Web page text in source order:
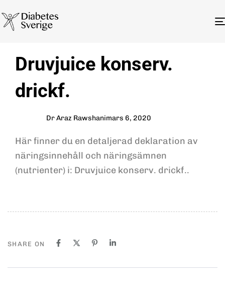
IN:
Druvjuice konserv.
drickf.
Dr Araz Rawshani
on:
mars 6, 2020
Här finner du en detaljerad deklaration av
näringsinnehåll och näringsämnen
(nutrienter) i: Druvjuice konserv. drickf..
SHARE ON